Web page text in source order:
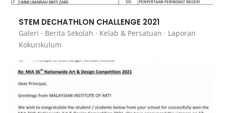
STEM DECHATHLON CHALLENGE 2021
Galeri · Berita Sekolah · Kelab & Persatuan · Laporan
Kokurikulum